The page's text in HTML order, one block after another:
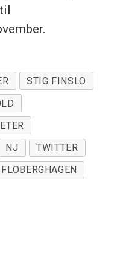
STIG FINSLO
NJ
TWITTER